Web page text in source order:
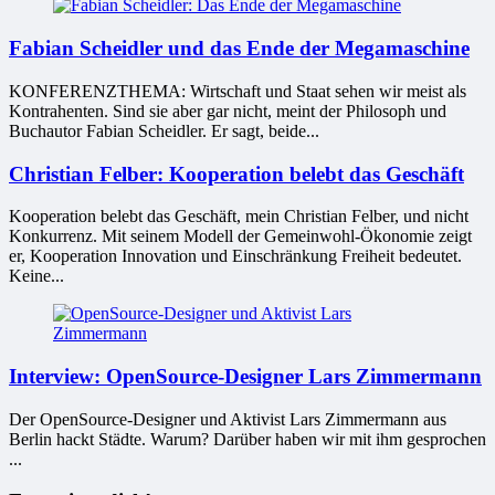
Fabian Scheidler und das Ende der Megamaschine
KONFERENZTHEMA: Wirtschaft und Staat sehen wir meist als
Kontrahenten. Sind sie aber gar nicht, meint der Philosoph und
Buchautor Fabian Scheidler. Er sagt, beide...
Christian Felber: Kooperation belebt das Geschäft
Kooperation belebt das Geschäft, mein Christian Felber, und nicht
Konkurrenz. Mit seinem Modell der Gemeinwohl-Ökonomie zeigt
er, Kooperation Innovation und Einschränkung Freiheit bedeutet.
Keine...
Interview: OpenSource-Designer Lars Zimmermann
Der OpenSource-Designer und Aktivist Lars Zimmermann aus
Berlin hackt Städte. Warum? Darüber haben wir mit ihm gesprochen
...